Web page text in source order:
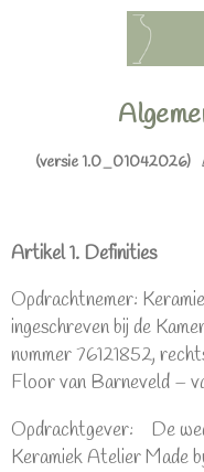
(versie 1.0_01042026)
Artikel 1. Definities
Opdrachtnemer:
ingeschreven bij de
nummer 76121852,
Floor van Barneveld –
Opdrachtgever: De
Keramiek Atelier Made